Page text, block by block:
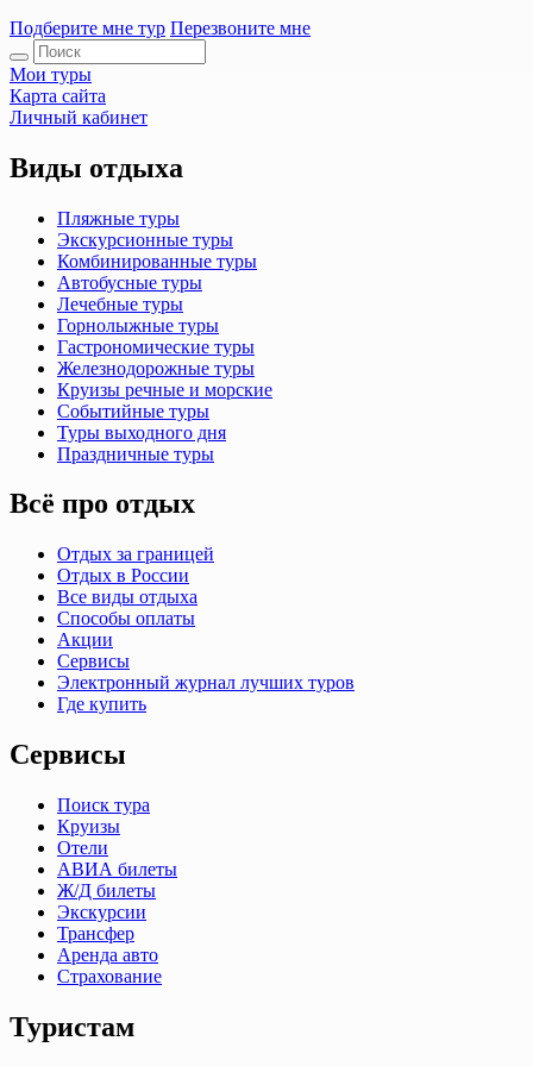
Подберите мне тур Перезвоните мне
Мои туры
Карта сайта
Личный кабинет
Виды отдыха
Пляжные туры
Экскурсионные туры
Комбинированные туры
Автобусные туры
Лечебные туры
Горнолыжные туры
Гастрономические туры
Железнодорожные туры
Круизы речные и морские
Событийные туры
Туры выходного дня
Праздничные туры
Всё про отдых
Отдых за границей
Отдых в России
Все виды отдыха
Способы оплаты
Акции
Сервисы
Электронный журнал лучших туров
Где купить
Сервисы
Поиск тура
Круизы
Отели
АВИА билеты
Ж/Д билеты
Экскурсии
Трансфер
Аренда авто
Страхование
Туристам